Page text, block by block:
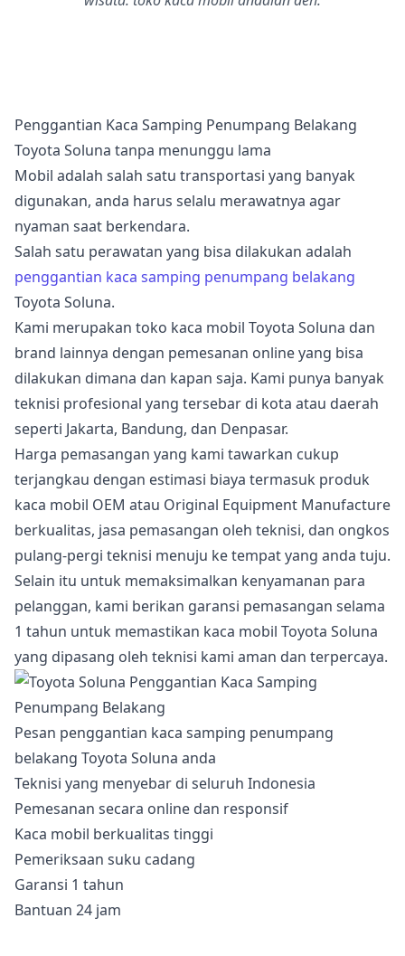
Penggantian Kaca Samping Penumpang Belakang
Toyota Soluna tanpa menunggu lama
Mobil adalah salah satu transportasi yang banyak
digunakan, anda harus selalu merawatnya agar
nyaman saat berkendara.
Salah satu perawatan yang bisa dilakukan adalah
penggantian kaca samping penumpang belakang
Toyota Soluna.
Kami merupakan toko kaca mobil Toyota Soluna dan
brand lainnya dengan pemesanan online yang bisa
dilakukan dimana dan kapan saja. Kami punya banyak
teknisi profesional yang tersebar di kota atau daerah
seperti Jakarta, Bandung, dan Denpasar.
Harga pemasangan yang kami tawarkan cukup
terjangkau dengan estimasi biaya termasuk produk
kaca mobil OEM atau Original Equipment Manufacture
berkualitas, jasa pemasangan oleh teknisi, dan ongkos
pulang-pergi teknisi menuju ke tempat yang anda tuju.
Selain itu untuk memaksimalkan kenyamanan para
pelanggan, kami berikan garansi pemasangan selama
1 tahun untuk memastikan kaca mobil Toyota Soluna
yang dipasang oleh teknisi kami aman dan terpercaya.
Pesan penggantian kaca samping penumpang
belakang Toyota Soluna anda
Teknisi yang menyebar di seluruh Indonesia
Pemesanan secara online dan responsif
Kaca mobil berkualitas tinggi
Pemeriksaan suku cadang
Garansi 1 tahun
Bantuan 24 jam